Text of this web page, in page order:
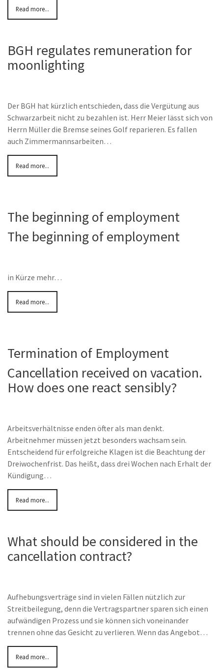
Read more...
BGH regulates remuneration for
moonlighting
Der BGH hat kürzlich entschieden, dass die Vergütung aus
Schwarzarbeit nicht zu bezahlen ist. Herr Meier lässt sich von
Herrn Müller die Bremse seines Golf reparieren. Es fallen
auch Zimmermannsarbeiten…
Read more...
The beginning of employment
The beginning of employment
in Kürze mehr…
Read more...
Termination of Employment
Cancellation received on vacation.
How does one react sensibly?
Arbeitsverhältnisse enden öfter als man denkt.
Arbeitnehmer müssen jetzt besonders wachsam sein.
Entscheidend für erfolgreiche Klagen ist die Beachtung der
Dreiwochenfrist. Das heißt, dass drei Wochen nach Erhalt der
Kündigung…
Read more...
What should be considered in the
cancellation contract?
Aufhebungsverträge sind in vielen Fällen nützlich zur
Streitbeilegung, denn die Vertragspartner sparen sich einen
aufwändigen Prozess und sie können sich voneinander
trennen ohne das Gesicht zu verlieren. Wenn das Angebot…
Read more...